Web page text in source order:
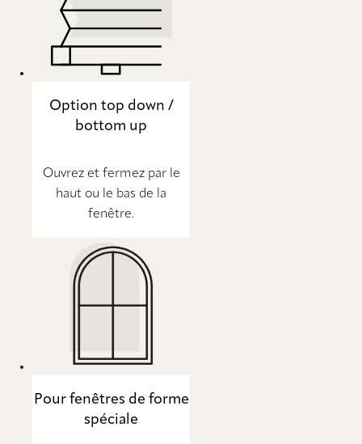
Option top down /
bottom up
Ouvrez et fermez par le
haut ou le bas de la
fenêtre.
Pour fenêtres de forme
spéciale